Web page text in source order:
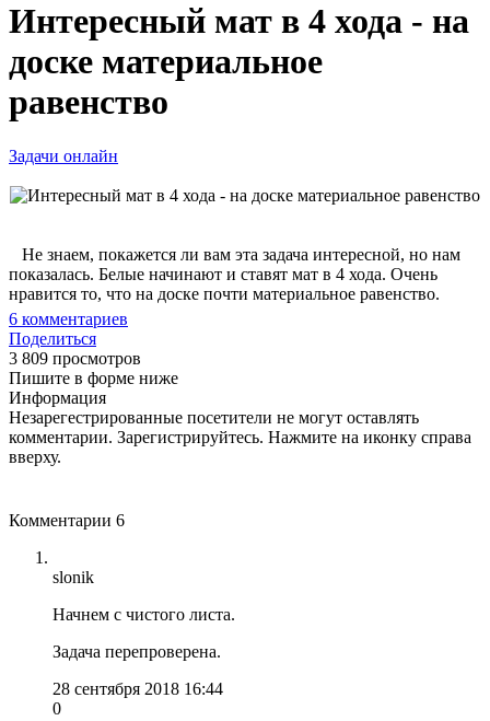
Интересный мат в 4 хода - на
доске материальное
равенство
Задачи онлайн
Не знаем, покажется ли вам эта задача интересной, но нам
показалась. Белые начинают и ставят мат в 4 хода. Очень
нравится то, что на доске почти материальное равенство.
6 комментариев
Поделиться
3 809 просмотров
Пишите в форме ниже
Информация
Незарегестрированные посетители не могут оставлять
комментарии. Зарегистрируйтесь. Нажмите на иконку справа
вверху.
Комментарии 6
slonik
Начнем с чистого листа.
Задача перепроверена.
28 сентября 2018 16:44
0